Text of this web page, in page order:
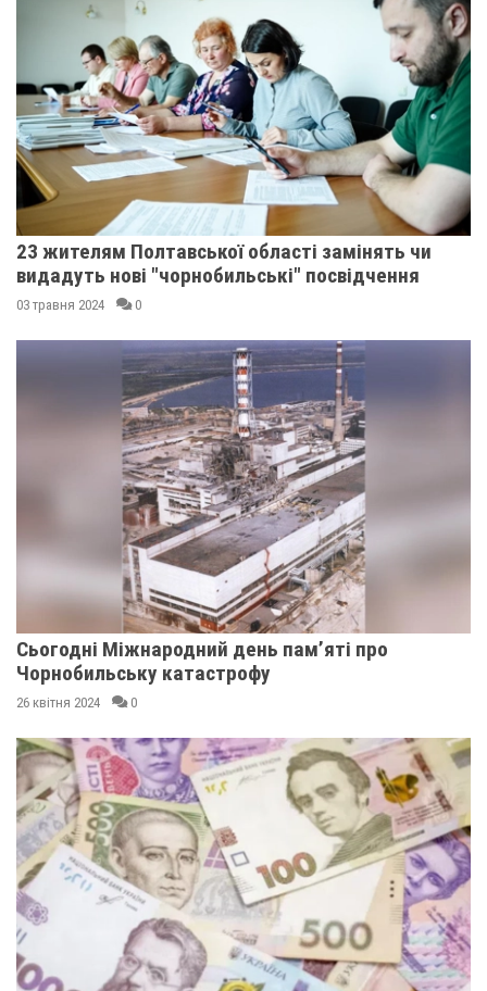
23 жителям Полтавської області замінять чи
видадуть нові "чорнобильські" посвідчення
03 травня 2024 0
Сьогодні Міжнародний день памʼяті про
Чорнобильську катастрофу
26 квітня 2024 0